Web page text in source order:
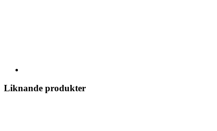
Liknande produkter